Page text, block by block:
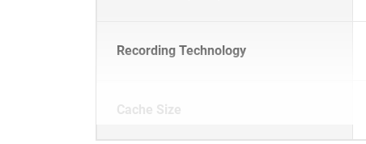
Recording Technology
Cache Size